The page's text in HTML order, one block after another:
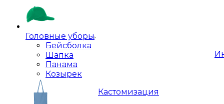
Головные уборы
Бейсболка
Шапка
Панама
Козырек
Кастомизация